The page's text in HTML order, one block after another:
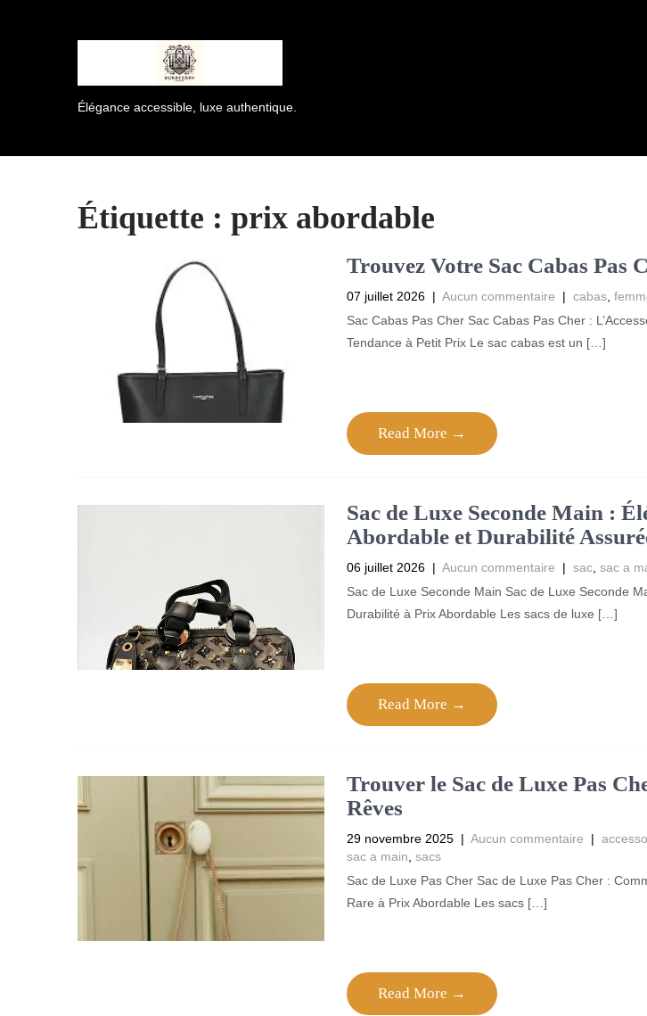
Élégance accessible, luxe authentique.
Étiquette : prix abordable
Trouvez Votre Sac Cabas Pas
07 juillet 2026 | Aucun commentaire | cabas,
Sac Cabas Pas Cher Sac Cabas Pas Cher :
Tendance à Petit Prix Le sac cabas est un […]
Read More →
Sac de Luxe Seconde Main :
Abordable et Durabilité
06 juillet 2026 | Aucun commentaire | sac, sac a
Sac de Luxe Seconde Main Sac de Luxe Seconde
Durabilité à Prix Abordable Les sacs de luxe […]
Read More →
Trouver le Sac de Luxe Pas
Rêves
29 novembre 2025 | Aucun commentaire |
sac a main sacs
Sac de Luxe Pas Cher Sac de Luxe Pas Cher :
Rare à Prix Abordable Les sacs […]
Read More →